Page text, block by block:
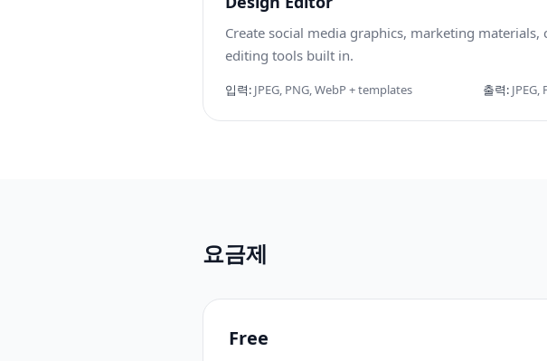
Create social media graphics, marketing
editing tools built in.
입력: JPEG, PNG, WebP + templates 출력: JPEG,
요금제
Free